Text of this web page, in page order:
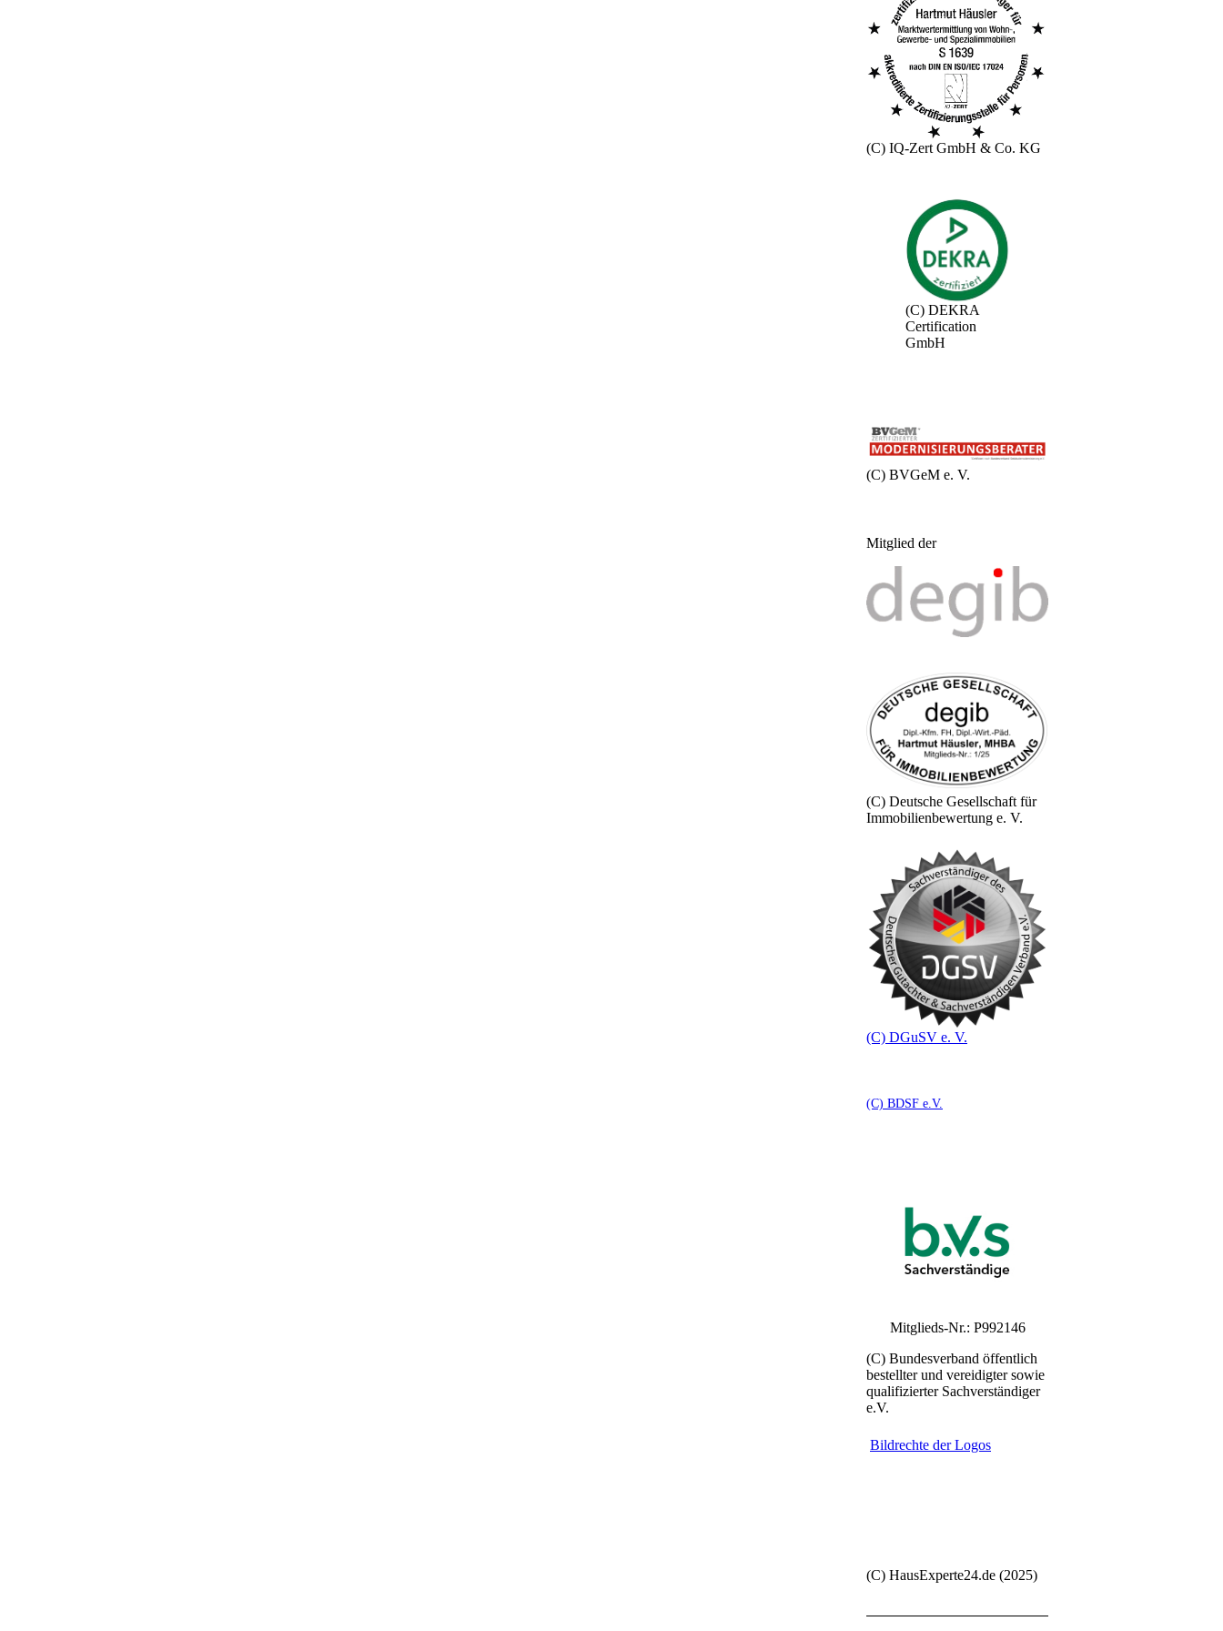
(C) IQ-Zert GmbH & Co. KG
(C) DEKRA
Certification
GmbH
(C) BVGeM e. V.
Mitglied der
(C) Deutsche Gesellschaft für
Immobilienbewertung e. V.
(C) DGuSV e. V.
(C) BDSF e.V.
Mitglieds-Nr.: P992146
(C) Bundesverband öffentlich
bestellter und vereidigter sowie
qualifizierter Sachverständiger
e.V.
Bildrechte der Logos
(C) HausExperte24.de (2025)